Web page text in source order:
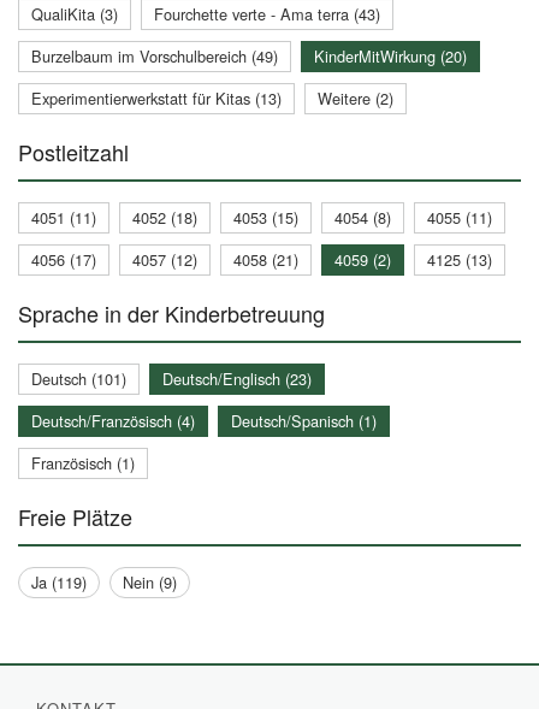
QualiKita (3)
Fourchette verte - Ama terra (43)
Burzelbaum im Vorschulbereich (49)
KinderMitWirkung (20)
Experimentierwerkstatt für Kitas (13)
Weitere (2)
Postleitzahl
4051 (11) 4052 (18) 4053 (15) 4054 (8)
4055 (11)
4056 (17)
4057 (12) 4058 (21) 4059 (2) 4125 (13)
Sprache in der Kinderbetreuung
Deutsch (101)
Deutsch/Englisch (23)
Deutsch/Französisch (4)
Deutsch/Spanisch (1)
Französisch (1)
Freie Plätze
Ja (119) Nein (9)